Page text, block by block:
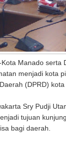
Kota Manado serta
menjadi kota
(DPRD)
Sry Pudji
tujuan
bagi daerah.